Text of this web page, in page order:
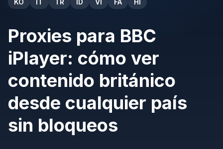
KO
IT TR ID VI FA HI
Proxies para BBC
iPlayer: cómo ver
contenido británico
desde cualquier país
sin bloqueos